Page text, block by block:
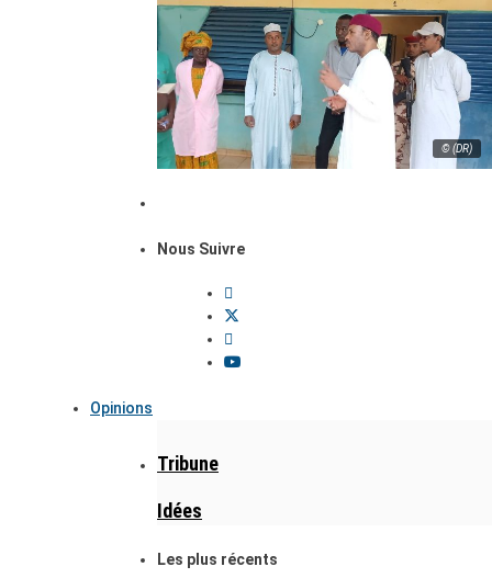
© (DR)
Nous Suivre
Opinions
Tribune
Idées
Les plus récents